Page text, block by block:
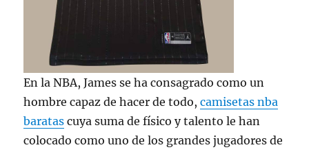
En la NBA, James se ha consagrado como un
hombre capaz de hacer de todo,camisetas nba
baratas cuya suma de físico y talento le han
colocado como uno de los grandes jugadores de